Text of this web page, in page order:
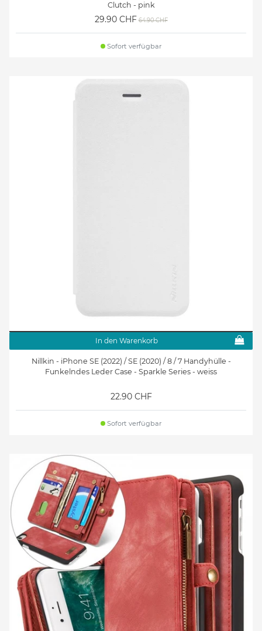
Clutch - pink
29.90 CHF 64.90 CHF
Sofort verfügbar
In den Warenkorb
Nillkin - iPhone SE (2022) / SE (2020) / 8 / 7 Handyhülle -
Funkelndes Leder Case - Sparkle Series - weiss
22.90 CHF
Sofort verfügbar